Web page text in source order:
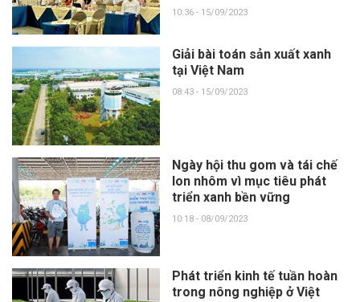
10:36 - 15/09/2023
Giải bài toán sản xuất xanh
tại Việt Nam
08:43 - 15/09/2023
Ngày hội thu gom và tái chế
lon nhôm vì mục tiêu phát
triển xanh bền vững
10:18 - 08/09/2023
Phát triển kinh tế tuần hoàn
trong nông nghiệp ở Việt